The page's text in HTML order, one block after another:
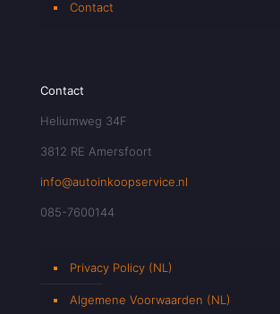
Contact
Contact
Heliumweg 34F
3812 RE Amersfoort
info@autoinkoopservice.nl
085-7600144
Privacy Policy (NL)
Algemene Voorwaarden (NL)